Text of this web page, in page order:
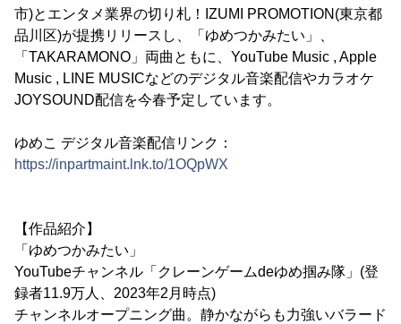
市)とエンタメ業界の切り札！IZUMI PROMOTION(東京都
品川区)が提携リリースし、「ゆめつかみたい」、
「TAKARAMONO」両曲ともに、YouTube Music , Apple
Music , LINE MUSICなどのデジタル音楽配信やカラオケ
JOYSOUND配信を今春予定しています。
ゆめこ デジタル音楽配信リンク：
https://inpartmaint.lnk.to/1OQpWX
【作品紹介】
「ゆめつかみたい」
YouTubeチャンネル「クレーンゲームdeゆめ掴み隊」(登
録者11.9万人、2023年2月時点)
チャンネルオープニング曲。静かながらも力強いバラード